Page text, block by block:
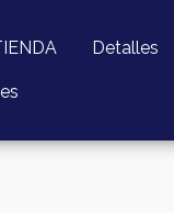
Detalles